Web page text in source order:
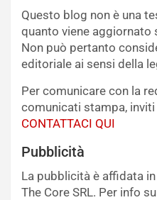
Questo blog non è una
quanto viene aggiornato
Non può pertanto
editoriale ai sensi della
Per comunicare con la
comunicati stampa,
CONTATTACI QUI
Pubblicità
La pubblicità è affidata
The Core SRL. Per info